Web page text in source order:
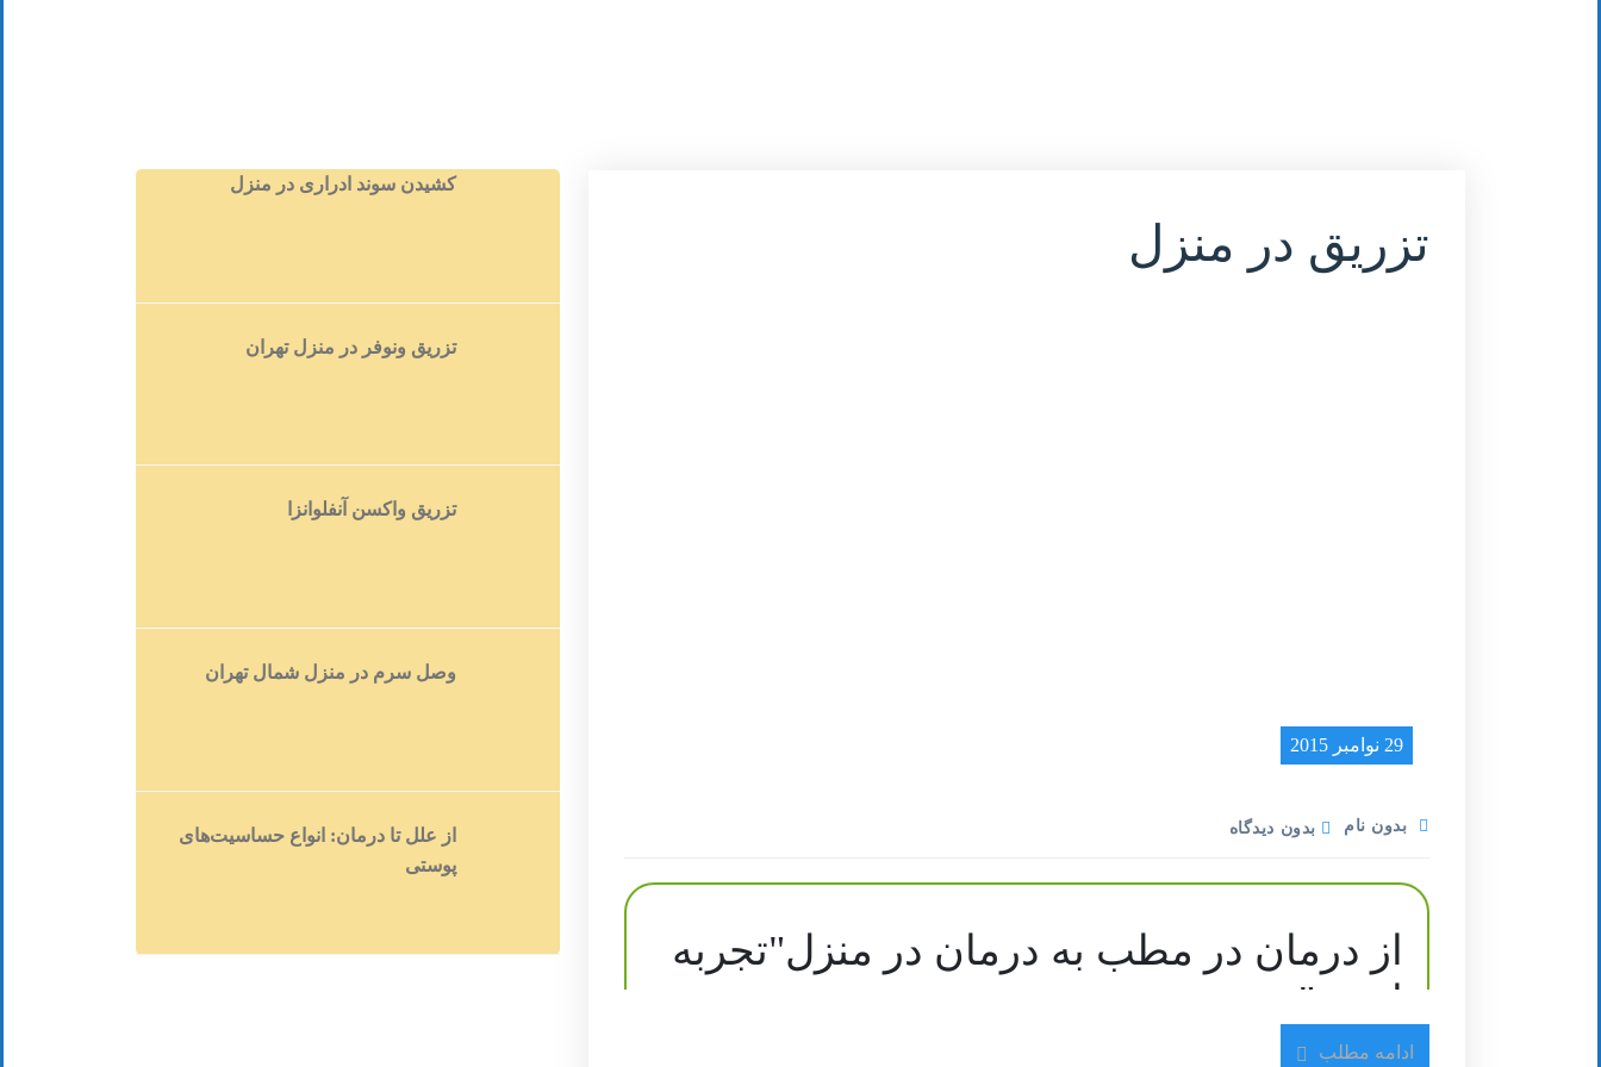
تزریق در منزل
29 نوامبر 2015
بدون نام بدون دیدگاه
از درمان در مطب به درمان در منزل"تجربه
ای نو"
ادامه مطلب
کشیدن سوند ادراری در منزل
تزریق ونوفر در منزل تهران
تزریق واکسن آنفلوانزا
وصل سرم در منزل شمال تهران
از علل تا درمان: انواع حساسیت‌های
پوستی